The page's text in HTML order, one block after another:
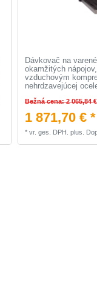
Dávkovač na
okamžitých
vzduchovým
nehrdzavejúcej
Bežná cena: 2 065,84 €
1 871,70 € *
*vr. ges. DPH. plus.